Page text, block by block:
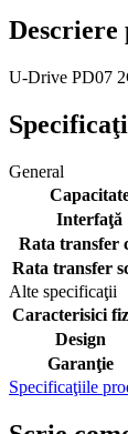
Descriere
U-Drive PD07
General
Interfaţă
Rata transfer
Rata transfer
Alte specificaţii
Caracterisici
Design
Garanţie
Specificaţiile